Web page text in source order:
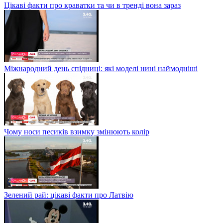
Цікаві факти про краватки та чи в тренді вона зараз
Міжнародний день спідниці: які моделі нині наймодніші
Чому носи песиків взимку змінюють колір
Зелений рай: цікаві факти про Латвію